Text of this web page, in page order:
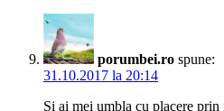
porumbei.ro spune:
31.10.2017 la 20:14
Si ai mei umbla cu placere